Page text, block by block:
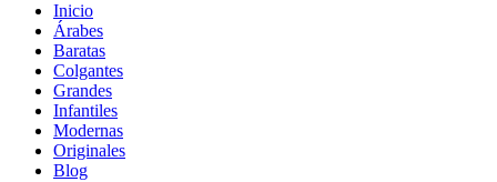
Inicio
Árabes
Baratas
Colgantes
Grandes
Infantiles
Modernas
Originales
Blog